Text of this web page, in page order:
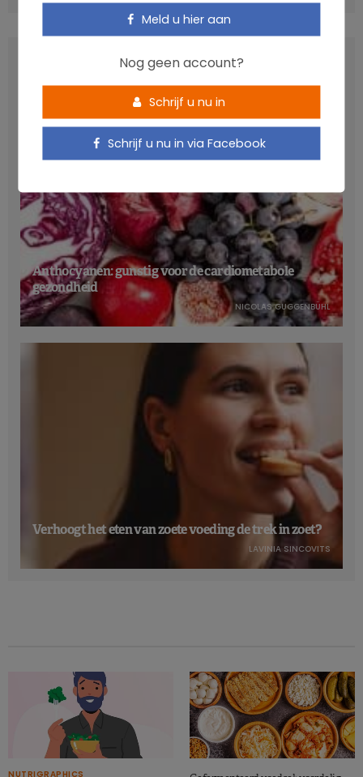
Anthocyanen: gunstig voor de cardiometabole
gezondheid
NICOLAS GUGGENBÜHL
Verhoogt het eten van zoete voeding de trek in zoet?
LAVINIA SINCOVITS
NUTRIGRAPHICS
Meld u hier aan
Nog geen account?
Schrijf u nu in
Schrijf u nu in via Facebook